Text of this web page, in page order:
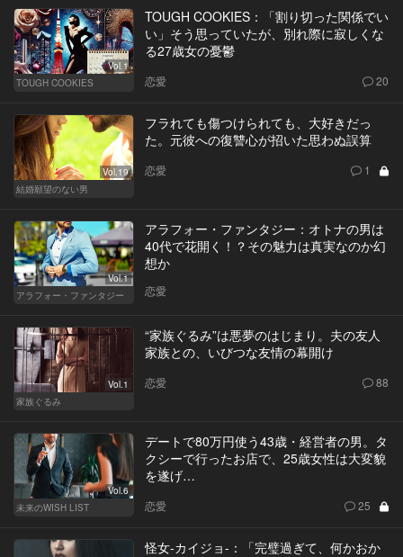
Vol.1
TOUGH COOKIES
TOUGH COOKIES：「割り切った関係でい
い」そう思っていたが、別れ際に寂しくな
る27歳女の憂鬱
恋愛 20
Vol.19
結婚願望のない男
フラれても傷つけられても、大好きだっ
た。元彼への復讐心が招いた思わぬ誤算
恋愛 1
Vol.1
アラフォー・ファンタジー
アラフォー・ファンタジー：オトナの男は
40代で花開く！？その魅力は真実なのか幻
想か
恋愛
Vol.1
家族ぐるみ
“家族ぐるみ”は悪夢のはじまり。夫の友人
家族との、いびつな友情の幕開け
恋愛 88
Vol.6
未来のWISH LIST
デートで80万円使う43歳・経営者の男。タ
クシーで行ったお店で、25歳女性は大変貌
を遂げ…
恋愛 25
怪女-カイジョ-：「完璧過ぎて、何かおか